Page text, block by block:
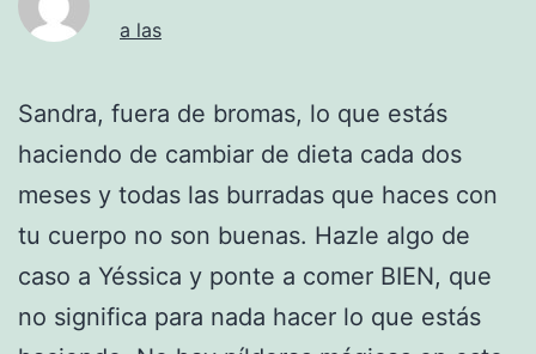
a las
Sandra, fuera de bromas, lo que estás
haciendo de cambiar de dieta cada dos
meses y todas las burradas que haces con
tu cuerpo no son buenas. Hazle algo de
caso a Yéssica y ponte a comer BIEN, que
no significa para nada hacer lo que estás